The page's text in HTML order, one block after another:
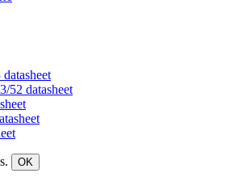
52 datasheet
OK